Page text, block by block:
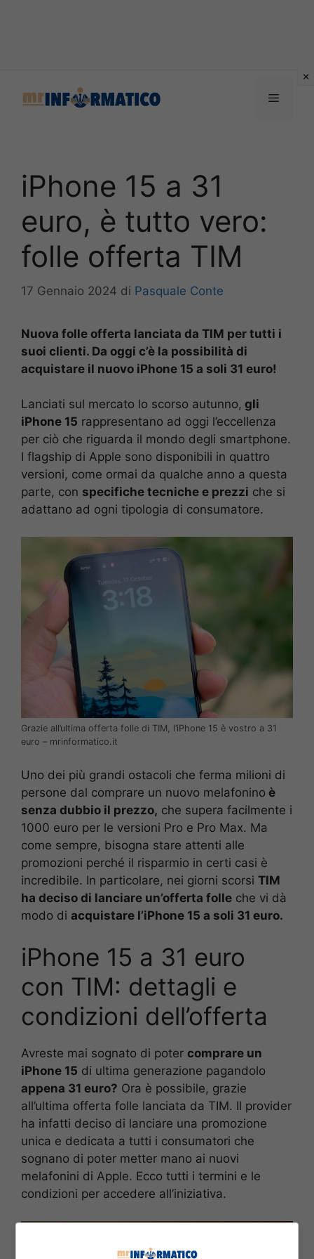
Menu
iPhone 15 a 31
euro, è tutto vero:
folle offerta TIM
17 Gennaio 2024 di Pasquale Conte
Nuova folle offerta lanciata da TIM per tutti i
suoi clienti. Da oggi c’è la possibilità di
acquistare il nuovo iPhone 15 a soli 31 euro!
Lanciati sul mercato lo scorso autunno, gli
iPhone 15 rappresentano ad oggi l’eccellenza
per ciò che riguarda il mondo degli smartphone.
I flagship di Apple sono disponibili in quattro
versioni, come ormai da qualche anno a questa
parte, con specifiche tecniche e prezzi che si
adattano ad ogni tipologia di consumatore.
Grazie all’ultima offerta folle di TIM, l’iPhone 15 è vostro a 31
euro – mrinformatico.it
Uno dei più grandi ostacoli che ferma milioni di
persone dal comprare un nuovo melafonino è
senza dubbio il prezzo, che supera facilmente i
1000 euro per le versioni Pro e Pro Max. Ma
come sempre, bisogna stare attenti alle
promozioni perché il risparmio in certi casi è
incredibile. In particolare, nei giorni scorsi TIM
ha deciso di lanciare un’offerta folle che vi dà
modo di acquistare l’iPhone 15 a soli 31 euro.
iPhone 15 a 31 euro
con TIM: dettagli e
condizioni dell’offerta
Avreste mai sognato di poter comprare un
iPhone 15 di ultima generazione pagandolo
appena 31 euro? Ora è possibile, grazie
all’ultima offerta folle lanciata da TIM. Il provider
ha infatti deciso di lanciare una promozione
unica e dedicata a tutti i consumatori che
sognano di poter metter mano ai nuovi
melafonini di Apple. Ecco tutti i termini e le
condizioni per accedere all’iniziativa.